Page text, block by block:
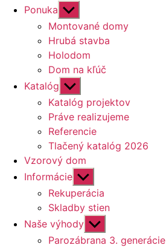
Ponuka Zobraziť
druhú
úroveň
navigácie
Montované domy
Hrubá stavba
Holodom
Dom na kľúč
Katalóg Zobraziť
druhú
úroveň
navigácie
Katalóg projektov
Práve realizujeme
Referencie
Tlačený katalóg 2026
Vzorový dom
Informácie Zobraziť
druhú
úroveň
navigácie
Rekuperácia
Skladby stien
Naše výhody Zobraziť
druhú
Parozábrana 3. generácie